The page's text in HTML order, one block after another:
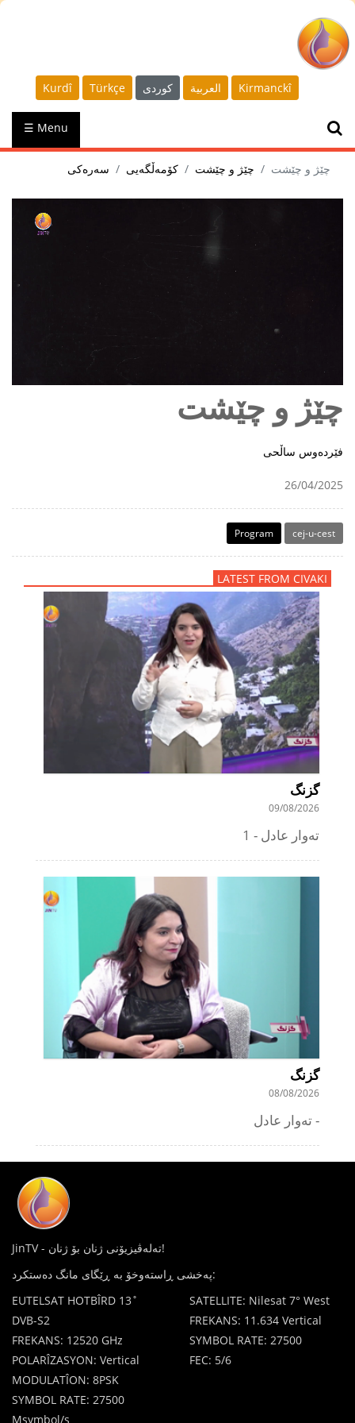
Kurdî Türkçe كوردى العربية Kirmanckî
☰ Menu
سەرەکی کۆمەڵگەیی چێژ و چێشت چێژ و چێشت
چێژ و چێشت
فێردەوس ساڵحی
26/04/2025
Program cej-u-cest
LATEST FROM CIVAKI
گزنگ
09/08/2026
تەوار عادل - 1
گزنگ
08/08/2026
تەوار عادل -
JinTV - تەلەڤیزیۆنی ژنان بۆ ژنان!
پەخشی ڕاستەوخۆ بە ڕێگای مانگ دەستکرد:
SATELLITE: Nilesat 7° West
FREKANS: 11.634 Vertical
SYMBOL RATE: 27500
FEC: 5/6
EUTELSAT HOTBÎRD 13˚
DVB-S2
FREKANS: 12520 GHz
POLARÎZASYON: Vertical
MODULATÎON: 8PSK
SYMBOL RATE: 27500
Msymbol/s